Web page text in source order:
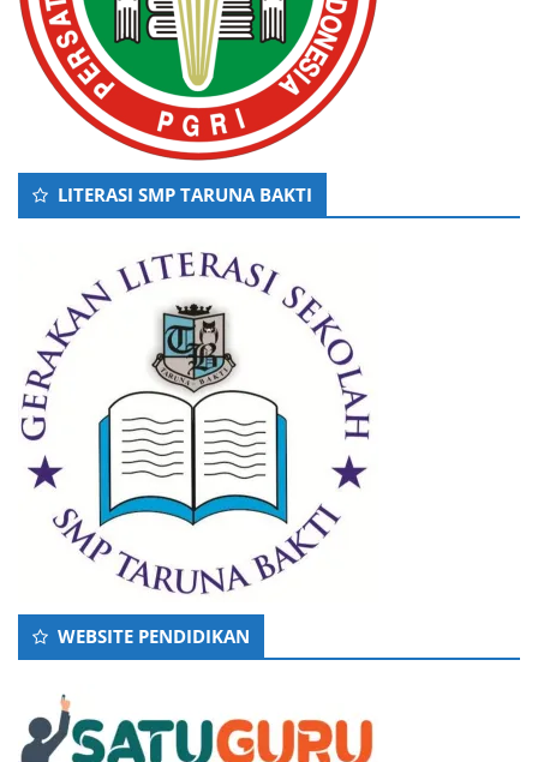
LITERASI SMP TARUNA BAKTI
WEBSITE PENDIDIKAN